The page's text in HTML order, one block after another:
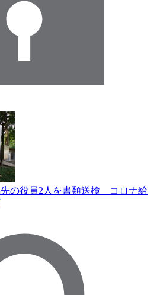
先の役員2人を書類送検 コロナ給